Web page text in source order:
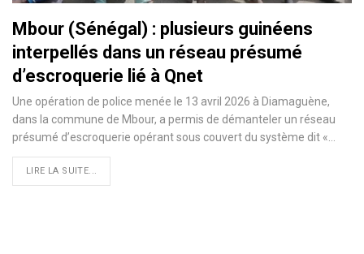
Mbour (Sénégal) : plusieurs guinéens
interpellés dans un réseau présumé
d’escroquerie lié à Qnet
Une opération de police menée le 13 avril 2026 à Diamaguène,
dans la commune de Mbour, a permis de démanteler un réseau
présumé d’escroquerie opérant sous couvert du système dit «…
LIRE LA SUITE...